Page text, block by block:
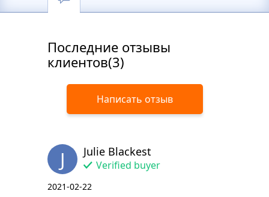
Последние отзывы
клиентов(3)
Написать отзыв
J Julie Blackest
Verified buyer
2021-02-22